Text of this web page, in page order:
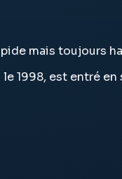
mais toujours
1998, est entré